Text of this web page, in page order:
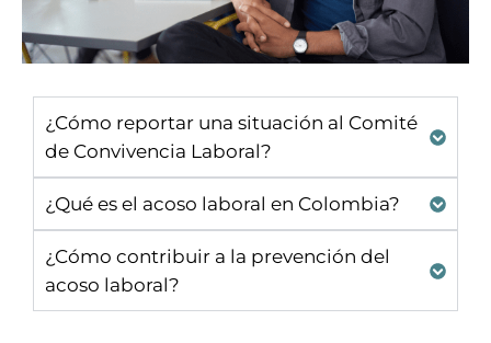
¿Cómo reportar una situación al Comité
de Convivencia Laboral?
¿Qué es el acoso laboral en Colombia?
¿Cómo contribuir a la prevención del
acoso laboral?